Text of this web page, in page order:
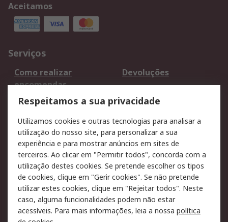
Aceitamos
Serviços
Como realizar
encomendas
Devoluções
Formas de entrega
Qualidade e ambiente
Pagamento e
faturação
Legal
Aviso legal
Política de cookies
Política de privacidade
- Atualizada
Segurança de emails
Respeitamos a sua privacidade
Utilizamos cookies e outras tecnologias para analisar a
utilização do nosso site, para personalizar a sua
experiência e para mostrar anúncios em sites de
terceiros. Ao clicar em "Permitir todos", concorda com a
utilização destes cookies. Se pretende escolher os tipos
de cookies, clique em "Gerir cookies". Se não pretende
utilizar estes cookies, clique em "Rejeitar todos". Neste
caso, alguma funcionalidades podem não estar
acessíveis. Para mais informações, leia a nossa política